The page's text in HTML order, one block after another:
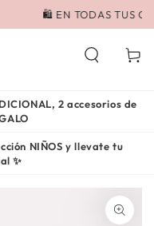
3 cuotas sin interés
Carrito
2 accesorios de
NIÑOS y llevate tu
✨